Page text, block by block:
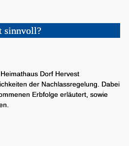
sinnvoll?
Heimathaus Dorf Hervest
der Nachlassregelung. Dabei
Erbfolge erläutert, sowie